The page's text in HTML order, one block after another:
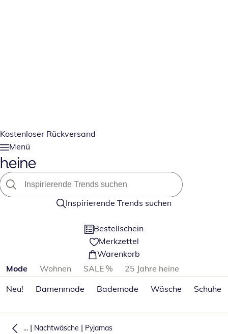
Kostenloser Rückversand
Menü
Inspirierende Trends suchen
Bestellschein
Merkzettel
Warenkorb
Produktkategorien überspringen
Mode Wohnen SALE %
25 Jahre heine
Neu!
Damenmode Bademode Wäsche Schuhe
... | Nachtwäsche | Pyjamas